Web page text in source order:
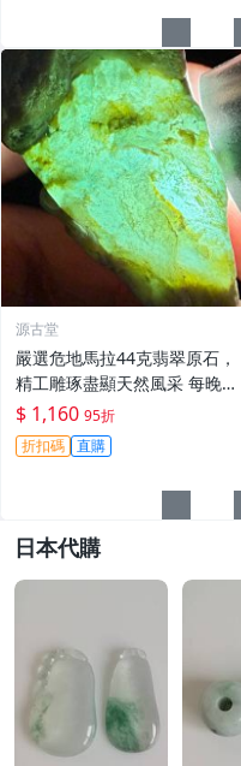
源古堂
嚴選危地馬拉44克翡翠原石，
精工雕琢盡顯天然風采 每晚11
點截標 日拍推薦 危地馬拉 翡
翠原石 雕琢作品
$ 1,160 95折
折扣碼 直購
日本代購